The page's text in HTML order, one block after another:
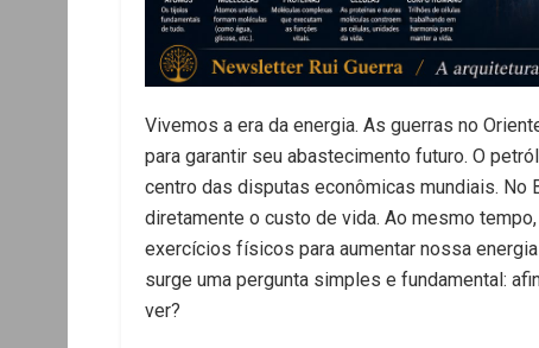
Vivemos a era da energia. As guerras no
para garantir seu abastecimento futuro. O
centro das disputas econômicas mundiais.
diretamente o custo de vida. Ao mesmo
exercícios físicos para aumentar nossa
surge uma pergunta simples e fundamental:
ver?